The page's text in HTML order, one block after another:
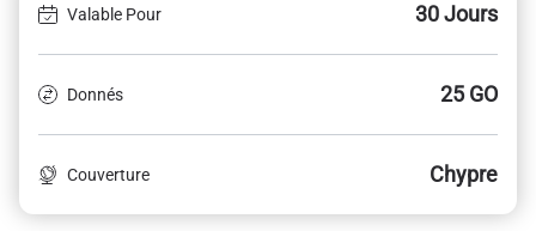
Valable Pour 30 Jours
Donnés 25 GO
Couverture Chypre